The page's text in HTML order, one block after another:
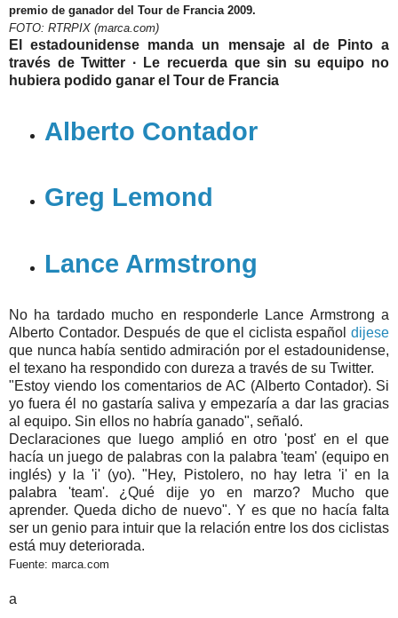
premio de ganador del Tour de Francia 2009.
FOTO: RTRPIX (marca.com)
El estadounidense manda un mensaje al de Pinto a
través de Twitter · Le recuerda que sin su equipo no
hubiera podido ganar el Tour de Francia
Alberto Contador
Greg Lemond
Lance Armstrong
No ha tardado mucho en responderle Lance Armstrong a
Alberto Contador. Después de que el ciclista español dijese
que nunca había sentido admiración por el estadounidense,
el texano ha respondido con dureza a través de su Twitter.
"Estoy viendo los comentarios de AC (Alberto Contador). Si
yo fuera él no gastaría saliva y empezaría a dar las gracias
al equipo. Sin ellos no habría ganado", señaló.
Declaraciones que luego amplió en otro 'post' en el que
hacía un juego de palabras con la palabra 'team' (equipo en
inglés) y la 'i' (yo). "Hey, Pistolero, no hay letra 'i' en la
palabra 'team'. ¿Qué dije yo en marzo? Mucho que
aprender. Queda dicho de nuevo". Y es que no hacía falta
ser un genio para intuir que la relación entre los dos ciclistas
está muy deteriorada.
Fuente: marca.com
a